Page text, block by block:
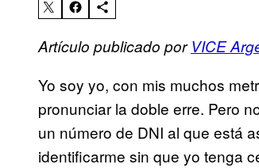
Artículo publicado porVICE
Yo soy yo, con mis muchos
pronunciar la doble erre. Pero
un número de DNI al que está
identificarme sin que yo tenga